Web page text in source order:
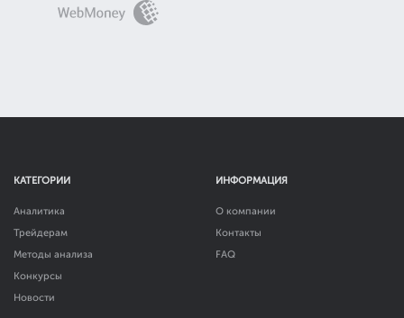
КАТЕГОРИИ
Аналитика
Трейдерам
Методы анализа
Конкурсы
Новости
ИНФОРМАЦИЯ
О компании
Контакты
FAQ